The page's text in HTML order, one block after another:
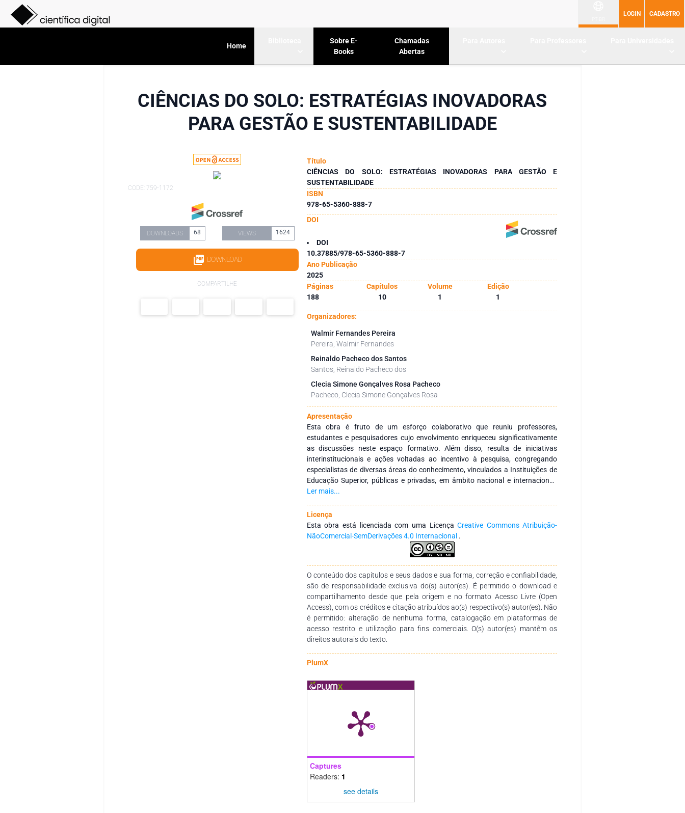
LOGIN CADASTRO
Home
Sobre E-
Books
Chamadas
Abertas
CIÊNCIAS DO SOLO: ESTRATÉGIAS INOVADORAS
PARA GESTÃO E SUSTENTABILIDADE
CODE: 759-1172
DOWNLOADS 68 VIEWS 1624
DOWNLOAD
COMPARTILHE
Título
CIÊNCIAS DO SOLO: ESTRATÉGIAS INOVADORAS PARA GESTÃO E
SUSTENTABILIDADE
ISBN
978-65-5360-888-7
DOI
DOI
10.37885/978-65-5360-888-7
Ano Publicação
2025
Páginas
Capítulos Volume
Edição
188
10 1 1
Organizadores:
Walmir Fernandes Pereira
Pereira, Walmir Fernandes
Reinaldo Pacheco dos Santos
Santos, Reinaldo Pacheco dos
Clecia Simone Gonçalves Rosa Pacheco
Pacheco, Clecia Simone Gonçalves Rosa
Apresentação
Esta obra é fruto de um esforço colaborativo que reuniu professores,
estudantes e pesquisadores cujo envolvimento enriqueceu significativamente
as discussões neste espaço formativo. Além disso, resulta de iniciativas
interinstitucionais e ações voltadas ao incentivo à pesquisa, congregando
especialistas de diversas áreas do conhecimento, vinculados a Instituições de
Educação Superior, públicas e privadas, em âmbito nacional e internacional.
Seu principal objetivo é fortalecer a integração entre instituições, tanto no Brasil
formação continuada de profissionais da educação. Para isso, busca-se a
produção e a ampla disseminação do conhecimento em distintas áreas do
saber. Expressamos nossa profunda gratidão aos autores pelo empenho,
comprometimento e dedicação na concepção e finalização desta obra.
Esperamos que ela se consolide como um recurso didático-pedagógico valioso,
atendendo às necessidades de estudantes, docentes de todos os níveis de
ensino e demais interessados na temática.
Ler mais...
Licença
Esta obra está licenciada com uma LicençaCreative Commons Atribuição-
NãoComercial-SemDerivações 4.0 Internacional .
O conteúdo dos capítulos e seus dados e sua forma, correção e confiabilidade,
são de responsabilidade exclusiva do(s) autor(es). É permitido o download e
compartilhamento desde que pela origem e no formato Acesso Livre (Open
Access), com os créditos e citação atribuídos ao(s) respectivo(s) autor(es). Não
é permitido: alteração de nenhuma forma, catalogação em plataformas de
acesso restrito e utilização para fins comerciais. O(s) autor(es) mantêm os
direitos autorais do texto.
PlumX
Captures
Readers: 1
see details